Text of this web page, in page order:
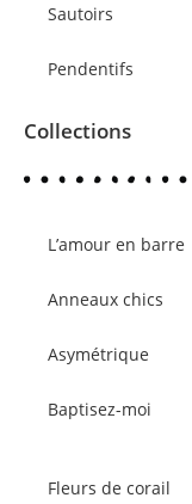
Sautoirs
Pendentifs
Collections
L’amour en barre
Anneaux chics
Asymétrique
Baptisez-moi
Fleurs de corail